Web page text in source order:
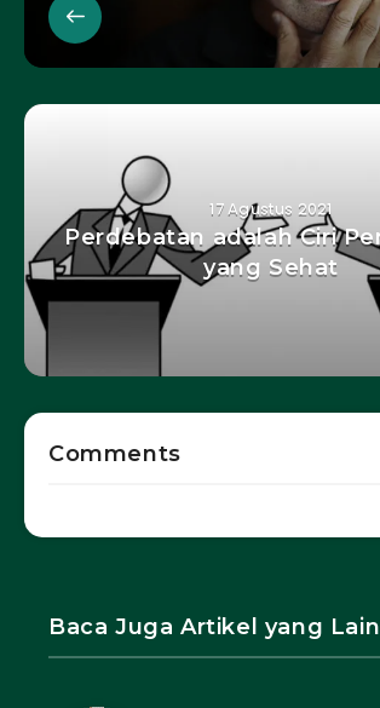
17 Agustus 2021
Perdebatan adalah Ciri
yang Sehat
Comments
Baca Juga Artikel yang